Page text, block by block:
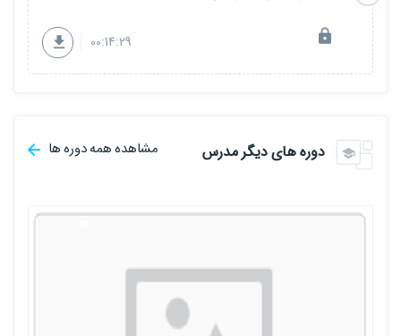
00:14:29
دوره های دیگر مدرس مشاهده همه دوره ها